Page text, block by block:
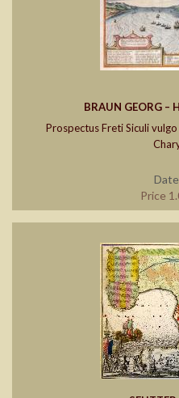
BRAUN GEORG –
Prospectus Freti Siculi
Price